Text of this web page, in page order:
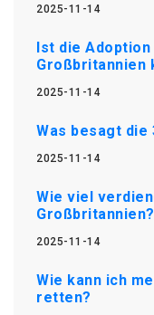
2025-11-14
Ist die
Großbritannien
2025-11-14
Was besagt die
2025-11-14
Wie viel
Großbritannien?
2025-11-14
Wie kann ich
retten?